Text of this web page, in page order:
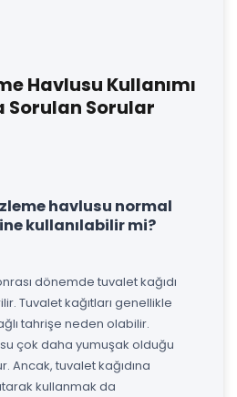
Havlusu Kullanımı
Sorulan Sorular
havlusu normal
kullanılabilir mi?
dönemde tuvalet kağıdı
Tuvalet kağıtları genellikle
tahrişe neden olabilir.
çok daha yumuşak olduğu
Ancak, tuvalet kağıdına
kullanmak da